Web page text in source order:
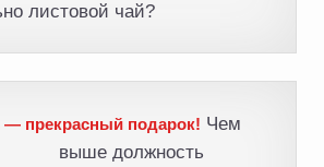
листовой чай?
— прекрасный подарок! Чем
выше должность